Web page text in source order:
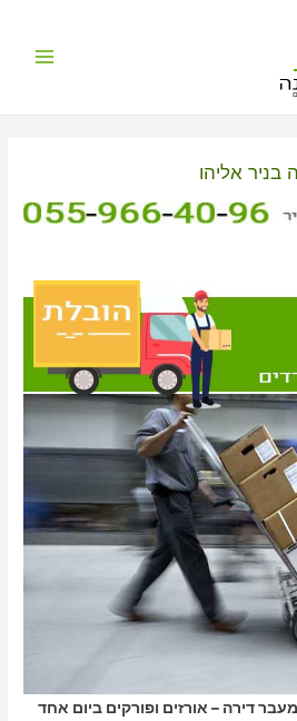
בניר אליהו
דירה – אורזים ופורקים ביום אחד